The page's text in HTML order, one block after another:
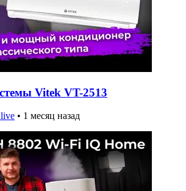
Vitek VT-2513
• 1 месяц назад